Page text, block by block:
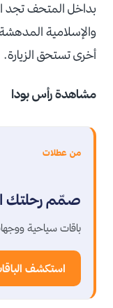
بداخل المتحف تجد
والإسلامية
أخرى تستحق الزيارة.
مشاهدة رأس بودا
من عطلات
صمّم رحلتك
باقات سياحية
استكشف